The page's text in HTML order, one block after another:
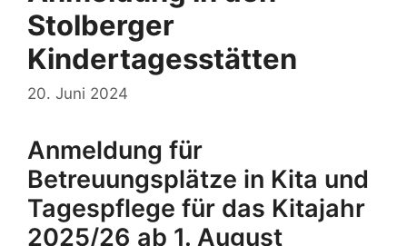
Stolberger
Kindertagesstätten
20. Juni 2024
Anmeldung für
Betreuungsplätze in Kita und
Tagespflege für das Kitajahr
2025/26 ab 1. August